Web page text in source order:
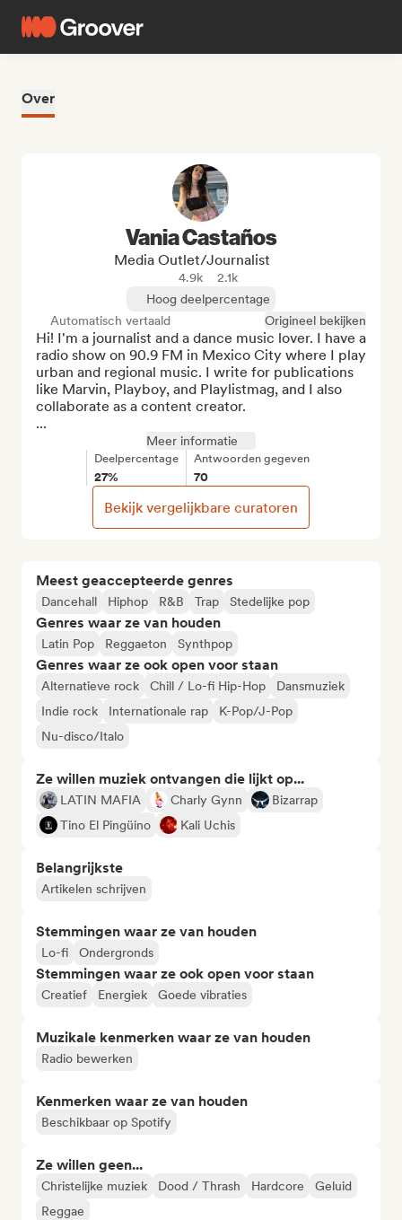
Over
Meest geaccepteerde genres
Dancehall Hiphop R&B Trap Stedelijke pop
Genres waar ze van houden
Latin Pop Reggaeton Synthpop
Genres waar ze ook open voor staan
Alternatieve rock Chill / Lo-fi Hip-Hop
Dansmuziek
Indie rock
Internationale rap
K-Pop/J-Pop
Nu-disco/Italo
Ze willen muziek ontvangen die lijkt op...
LATIN MAFIA Charly Gynn
Bizarrap
Tino El Pingüino
Kali Uchis
Belangrijkste
Artikelen schrijven
Stemmingen waar ze van houden
Lo-fi Ondergronds
Stemmingen waar ze ook open voor staan
Creatief Energiek Goede vibraties
Muzikale kenmerken waar ze van houden
Radio bewerken
Kenmerken waar ze van houden
Beschikbaar op Spotify
Ze willen geen...
Christelijke muziek Dood / Thrash Hardcore
Geluid
Reggae
Vania Castaños
Media Outlet/Journalist
4.9k
2.1k
Hoog deelpercentage
Automatisch vertaald
Origineel bekijken
Hi! I'm a journalist and a dance music lover. I have a
radio show on 90.9 FM in Mexico City where I play
urban and regional music. I write for publications
like Marvin, Playboy, and Playlistmag, and I also
collaborate as a content creator.
...
Meer informatie
Deelpercentage
27%
Antwoorden gegeven
70
Bekijk vergelijkbare curatoren